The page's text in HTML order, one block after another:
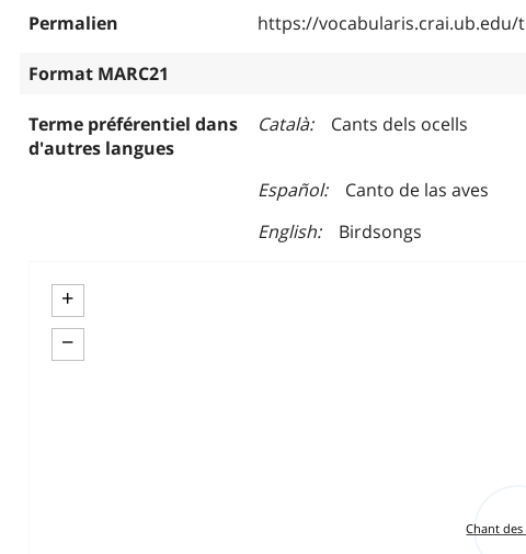
Permalien
https://vocabularis.crai.ub.edu/
Format MARC21
Terme préférentiel dans
d'autres langues
Català Cants dels ocells
Español
Canto de las aves
English
Birdsongs
+
−
Chant